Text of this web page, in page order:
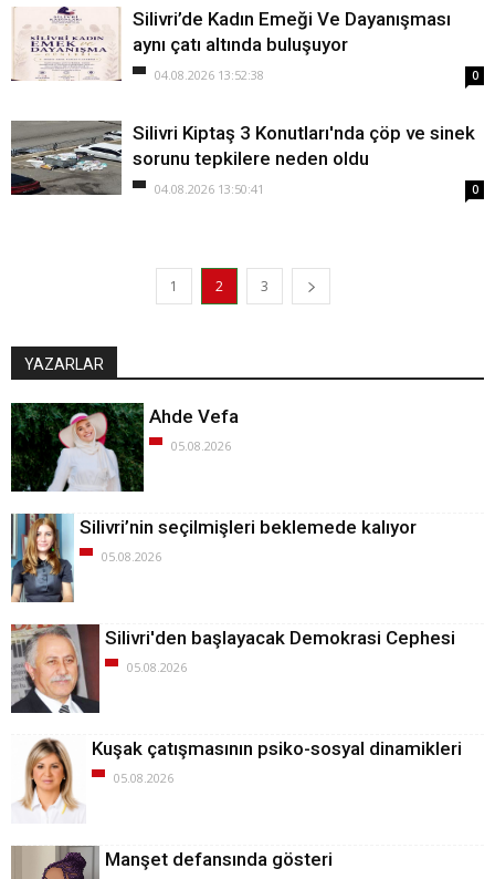
Silivri’de Kadın Emeği Ve Dayanışması
aynı çatı altında buluşuyor
04.08.2026 13:52:38 0
Silivri Kiptaş 3 Konutları'nda çöp ve sinek
sorunu tepkilere neden oldu
04.08.2026 13:50:41 0
1 2 3
YAZARLAR
Ahde Vefa
05.08.2026
Silivri’nin seçilmişleri beklemede kalıyor
05.08.2026
Silivri'den başlayacak Demokrasi Cephesi
05.08.2026
Kuşak çatışmasının psiko-sosyal dinamikleri
05.08.2026
Manşet defansında gösteri